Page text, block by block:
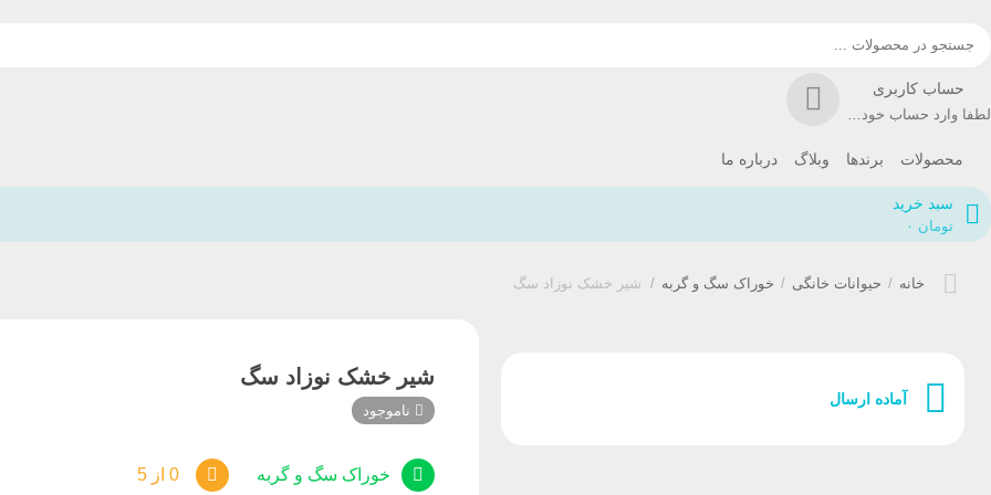
حساب کاربری
لطفا وارد حساب خود شوید!
محصولات برندها وبلاگ درباره ما
سبد خرید
۰ تومان
خانه / حیوانات خانگی / خوراک سگ و گربه / شیر خشک نوزاد سگ
آماده ارسال
شیر خشک نوزاد سگ
ناموجود
خوراک سگ و گربه 0 از 5